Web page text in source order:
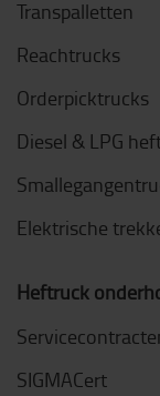
Transpalletten
Reachtrucks
Orderpicktrucks
Diesel & LPG
Elektrische
Heftruck
SIGMACert